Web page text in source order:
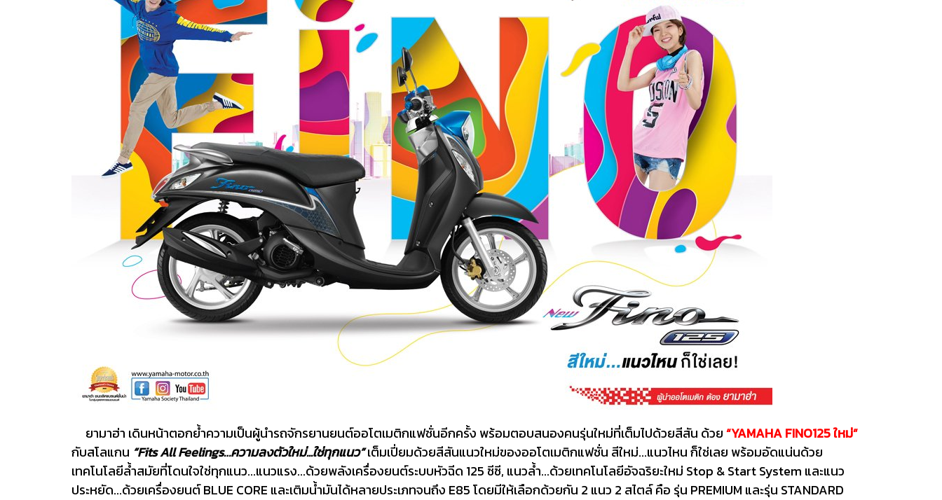
ยามาฮ่า เดินหน้าตอกย้ำความเป็นผู้นำรถจักรยานยนต์ออโตเมติกแฟชั่นอีกครั้ง พร้อมตอบสนองคนรุ่นใหม่ที่เต็มไปด้วยสีสัน ด้วย“YAMAHA FINO125 ใหม่”
กับสโลแกน “Fits All Feelings…ความลงตัวใหม่...ใช่ทุกแนว”เต็มเปี่ยมด้วยสีสันแนวใหม่ของออโตเมติกแฟชั่น สีใหม่...แนวไหน ก็ใช่เลย พร้อมอัดแน่นด้วย
เทคโนโลยีล้ำสมัยที่โดนใจใช่ทุกแนว...แนวแรง...ด้วยพลังเครื่องยนต์ระบบหัวฉีด 125 ซีซี, แนวล้ำ...ด้วยเทคโนโลยีอัจฉริยะใหม่ Stop & Start System และแนว
ประหยัด...ด้วยเครื่องยนต์ BLUE CORE และเติมน้ำมันได้หลายประเภทจนถึง E85 โดยมีให้เลือกด้วยกัน 2 แนว 2 สไตล์ คือ รุ่น PREMIUM และรุ่น STANDARD